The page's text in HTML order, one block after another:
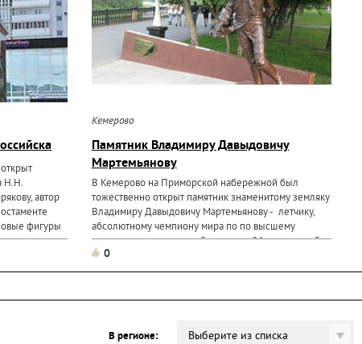
Н.Н.
автор
фигуры
Кемерово
Памятник Владимиру Давыдовичу
Мартемьянову
В Кемерово на Приморской набережной был
тожественно открыт памятник знаменитому земляку
Владимиру Давыдовичу Мартемьянову - летчику,
абсолютному чемпиону мира по по высшему
пилотажу, спортсмену, обладателю 24 золотых и 5
серебряных медалей, заслуженному мастеру спорта
СССР. Автором монумента,
0
В регионе: Выберите из списка